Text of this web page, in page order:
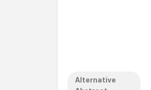
Alternative